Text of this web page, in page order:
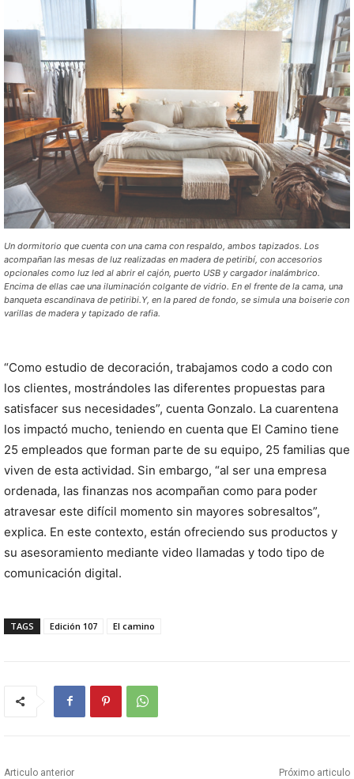
Un dormitorio que cuenta con una cama con respaldo, ambos tapizados. Los
acompañan las mesas de luz realizadas en madera de petiribí, con accesorios
opcionales como luz led al abrir el cajón, puerto USB y cargador inalámbrico.
Encima de ellas cae una iluminación colgante de vidrio. En el frente de la cama, una
banqueta escandinava de petiribi.Y, en la pared de fondo, se simula una boiserie con
varillas de madera y tapizado de rafia.
“Como estudio de decoración, trabajamos codo a codo con
los clientes, mostrándoles las diferentes propuestas para
satisfacer sus necesidades”, cuenta Gonzalo. La cuarentena
los impactó mucho, teniendo en cuenta que El Camino tiene
25 empleados que forman parte de su equipo, 25 familias que
viven de esta actividad. Sin embargo, “al ser una empresa
ordenada, las finanzas nos acompañan como para poder
atravesar este difícil momento sin mayores sobresaltos”,
explica. En este contexto, están ofreciendo sus productos y
su asesoramiento mediante video llamadas y todo tipo de
comunicación digital.
TAGS Edición 107 El camino
Articulo anterior Próximo articulo